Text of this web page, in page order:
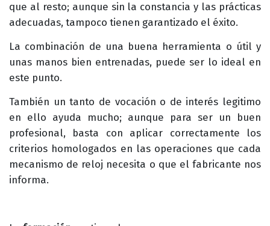
que al resto; aunque sin la constancia y las prácticas
adecuadas, tampoco tienen garantizado el éxito.
La combinación de una buena herramienta o útil y
unas manos bien entrenadas, puede ser lo ideal en
este punto.
También un tanto de vocación o de interés legitimo
en ello ayuda mucho; aunque para ser un buen
profesional, basta con aplicar correctamente los
criterios homologados en las operaciones que cada
mecanismo de reloj necesita o que el fabricante nos
informa.